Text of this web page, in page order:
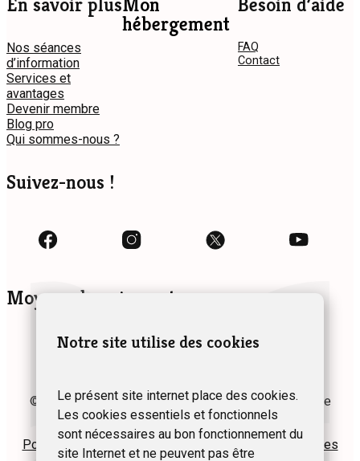
Nos séances
d’information
Services et
avantages
Devenir membre
Blog pro
Qui sommes-nous ?
hébergement
FAQ
Contact
Suivez-nous !
Moyens de paiement
© 2024 Fédération des Gîtes et Chambres d’hôtes de
Wallonie asbl
Politique de confidentialité
Plan du site Mentions légales
Notre site utilise des cookies
Le présent site internet place des cookies.
Les cookies essentiels et fonctionnels
sont nécessaires au bon fonctionnement du
site Internet et ne peuvent pas être